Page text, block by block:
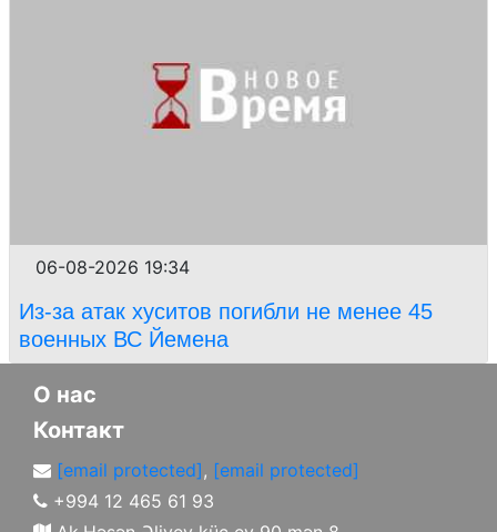
06-08-2026 19:34
Из-за атак хуситов погибли не менее 45
военных ВС Йемена
О нас
Контакт
[email protected], [email protected]
+994 12 465 61 93